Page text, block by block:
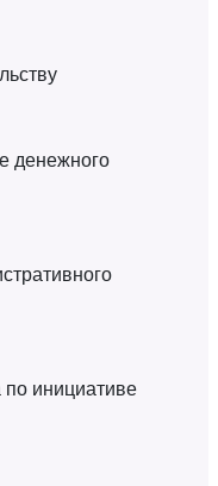
денежного
по инициативе